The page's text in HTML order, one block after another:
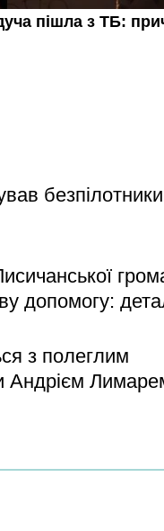
допомогу:
з полеглим
Андрієм